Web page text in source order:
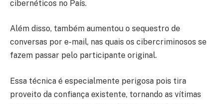
cibernéticos no País.
Além disso, também aumentou o sequestro de
conversas por e-mail, nas quais os cibercriminosos se
fazem passar pelo participante original.
Essa técnica é especialmente perigosa pois tira
proveito da confiança existente, tornando as vítimas